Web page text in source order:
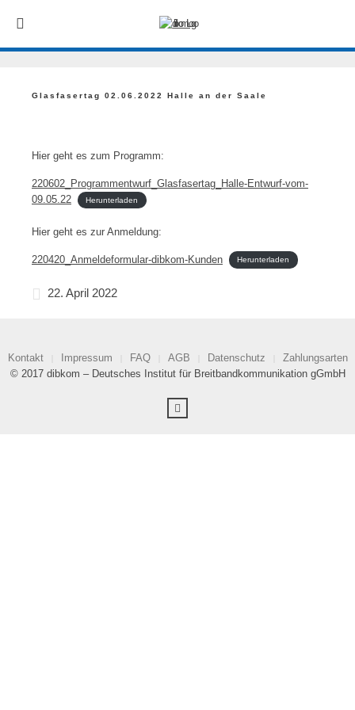
Glasfasertag 02.06.2022 Halle an der Saale
Hier geht es zum Programm:
220602_Programmentwurf_Glasfasertag_Halle-Entwurf-vom-
09.05.22
Herunterladen
Hier geht es zur Anmeldung:
220420_Anmeldeformular-dibkom-Kunden Herunterladen
22. April 2022
Kontakt Impressum FAQ AGB Datenschutz
Zahlungsarten
© 2017 dibkom – Deutsches Institut für Breitbandkommunikation gGmbH